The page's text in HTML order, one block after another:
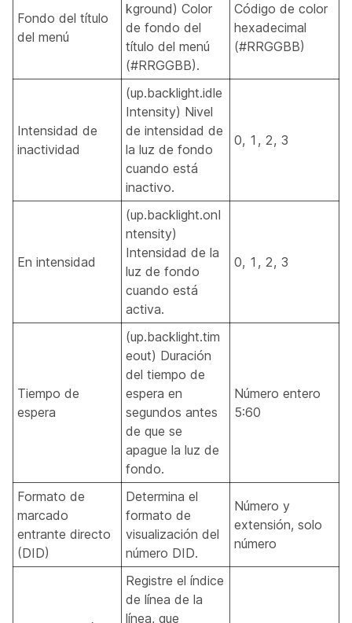
Fondo del título
del menú
kground) Color
de fondo del
título del menú
(#RRGGBB).
Código de color
hexadecimal
(#RRGGBB)
Intensidad de
inactividad
(up.backlight.idle
Intensity) Nivel
de intensidad de
la luz de fondo
cuando está
inactivo.
0, 1, 2, 3
En intensidad
(up.backlight.onI
ntensity)
Intensidad de la
luz de fondo
cuando está
activa.
0, 1, 2, 3
Tiempo de
espera
(up.backlight.tim
eout) Duración
del tiempo de
espera en
segundos antes
de que se
apague la luz de
fondo.
Número entero
5:60
Formato de
marcado
entrante directo
(DID)
Determina el
formato de
visualización del
número DID.
Número y
extensión, solo
número
Registre el índice
de línea de la
línea, que